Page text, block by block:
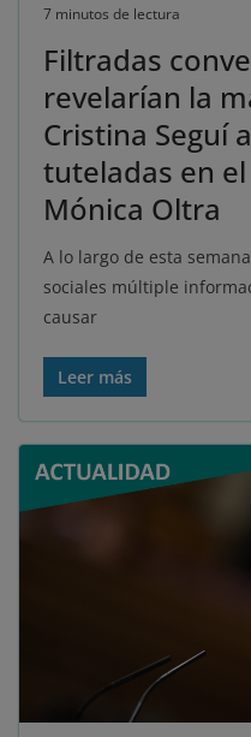
7 minutos de lectura
Filtradas
revelarían la
Cristina Seguí
tuteladas en
Mónica Oltra
A lo largo de esta
sociales múltiple
causar
Leer más